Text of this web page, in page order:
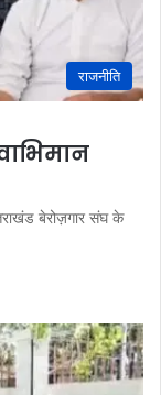
राजनीति
बेरोज़गार संघ के